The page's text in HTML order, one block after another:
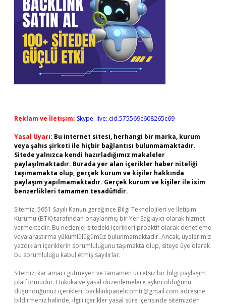
Reklam ve İletişim: Skype: live:.cid.575569c608265c69
Yasal Uyarı: Bu internet sitesi, herhangi bir marka, kurum
veya şahıs şirketi ile hiçbir bağlantısı bulunmamaktadır.
Sitede yalnızca kendi hazırladığımız makaleler
paylaşılmaktadır. Burada yer alan içerikler haber niteliği
taşımamakta olup, gerçek kurum ve kişiler hakkında
paylaşım yapılmamaktadır. Gerçek kurum ve kişiler ile isim
benzerlikleri tamamen tesadüfidir.
Sitemiz, 5651 Sayılı Kanun gereğince Bilgi Teknolojileri ve İletişim
Kurumu (BTK) tarafından onaylanmış bir Yer Sağlayıcı olarak hizmet
vermektedir. Bu nedenle, sitedeki içerikleri proaktif olarak denetleme
veya araştırma yükümlülüğümüz bulunmamaktadır. Ancak, üyelerimiz
yazdıkları içeriklerin sorumluluğunu taşımakta olup, siteye üye olarak
bu sorumluluğu kabul etmiş sayılırlar.
Sitemiz, kar amacı gütmeyen ve tamamen ücretsiz bir bilgi paylaşım
platformudur. Hukuka ve yasal düzenlemelere aykırı olduğunu
düşündüğünüz içerikleri, backlinkpanelicomtr@gmail.com adresine
bildirmeniz halinde, ilgili içerikler yasal süre içerisinde sitemizden